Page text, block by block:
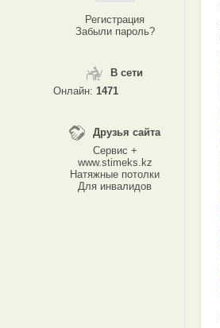
Регистрация
Забыли пароль?
В сети
Онлайн: 1471
Друзья сайта
Сервис +
www.stimeks.kz
Натяжные потолки
Для инвалидов